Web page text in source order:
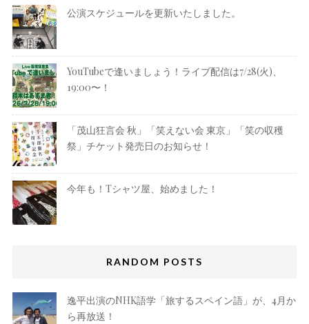
公演スケジュールを更新いたしました。
YouTubeで逢いましょう！ライブ配信は7/28(火)、
19:00〜！
「茂山狂言会 秋」「笑えない会 東京」「笑の収穫
祭」チケット発売日のお知らせ！
今年も！Tシャツ屋、始めました！
RANDOM POSTS
逸平出演のNHK語学「旅するスペイン語」が、4月か
ら再放送！